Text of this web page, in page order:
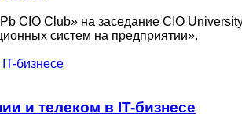
CIO Club» на заседание CIO
систем на предприятии».
и телеком в IT-бизнесе